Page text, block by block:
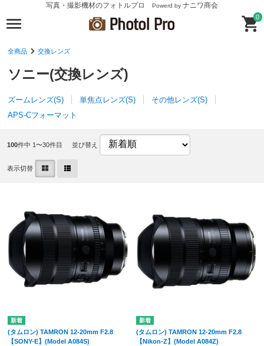
写真・撮影機材のフォトルプロ Powerd by ナニワ商会
0
全商品 交換レンズ
ソニー(交換レンズ)
ズームレンズ(S) 単焦点レンズ(S)
その他レンズ(S)
APS-Cフォーマット
100件中 1〜30件目 並び替え
表示切替
(タムロン) TAMRON 12-20mm F2.8
【SONY-E】(Model A084S)
(タムロン) TAMRON 12-20mm F2.8
【Nikon-Z】(Model A084Z)